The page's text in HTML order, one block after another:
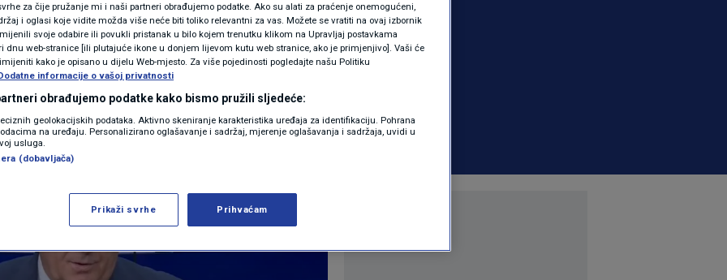
N1(DIS)INFO
KLIMATSKE PROMJENE
FOTO
VIDEO
| REGIJA 0 komentara
Više
za čije pružanje mi i naši partneri obrađujemo podatke. Ako su alati za praćenje onemogućeni,
i oglasi koje vidite možda više neće biti toliko relevantni za vas. Možete se vratiti na ovaj izbornik
svoje odabire ili povukli pristanak u bilo kojem trenutku klikom na Upravljaj postavkama
dnu web-stranice [ili plutajuće ikone u donjem lijevom kutu web stranice, ako je primjenjivo]. Vaši će
kako je opisano u dijelu Web-mjesto. Za više pojedinosti pogledajte našu Politiku
informacije o vašoj privatnosti
obrađujemo podatke kako bismo pružili sljedeće:
geolokacijskih podataka. Aktivno skeniranje karakteristika uređaja za identifikaciju. Pohrana
na uređaju. Personalizirano oglašavanje i sadržaj, mjerenje oglašavanja i sadržaja, uvidi u
usluga.
(dobavljača)
Prikaži svrhe Prihvaćam